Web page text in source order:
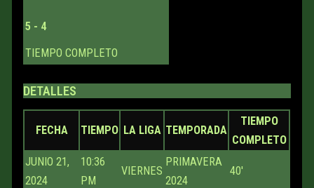
5 - 4
TIEMPO COMPLETO
DETALLES
FECHA TIEMPO LA LIGA TEMPORADA
TIEMPO
COMPLETO
JUNIO 21,
2024
10:36
PM
VIERNES
PRIMAVERA
2024
40'